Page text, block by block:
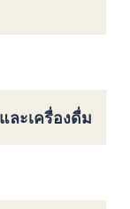
ละเครื่องดื่ม